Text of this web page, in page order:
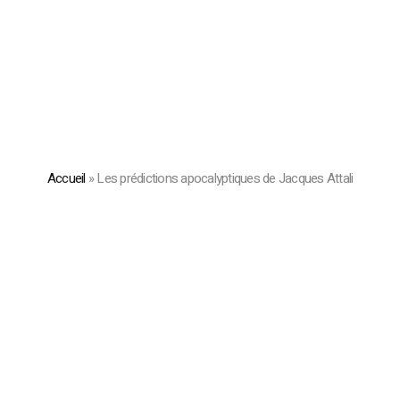
Accueil »Les prédictions apocalyptiques de Jacques Attali